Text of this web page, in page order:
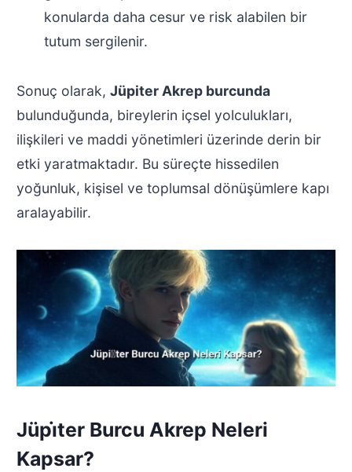
konularda daha cesur ve risk alabilen bir
tutum sergilenir.
Sonuç olarak, Jüpiter Akrep burcunda
bulunduğunda, bireylerin içsel yolculukları,
ilişkileri ve maddi yönetimleri üzerinde derin bir
etki yaratmaktadır. Bu süreçte hissedilen
yoğunluk, kişisel ve toplumsal dönüşümlere kapı
aralayabilir.
Jüpi̇ter Burcu Akrep Neleri
Kapsar?